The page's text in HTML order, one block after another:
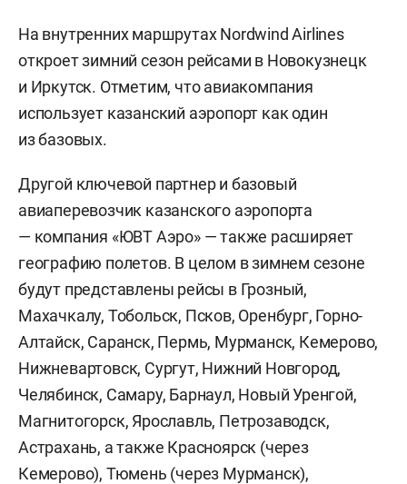
На внутренних маршрутах Nordwind Airlines
откроет зимний сезон рейсами в Новокузнецк
и Иркутск. Отметим, что авиакомпания
использует казанский аэропорт как один
из базовых.
Другой ключевой партнер и базовый
авиаперевозчик казанского аэропорта
— компания «ЮВТ Аэро» — также расширяет
географию полетов. В целом в зимнем сезоне
будут представлены рейсы в Грозный,
Махачкалу, Тобольск, Псков, Оренбург, Горно-
Алтайск, Саранск, Пермь, Мурманск, Кемерово,
Нижневартовск, Сургут, Нижний Новгород,
Челябинск, Самару, Барнаул, Новый Уренгой,
Магнитогорск, Ярославль, Петрозаводск,
Астрахань, а также Красноярск (через
Кемерово), Тюмень (через Мурманск),